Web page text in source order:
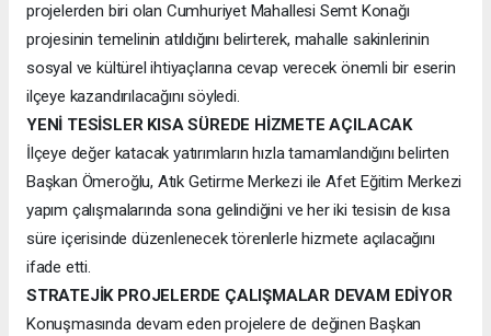
projelerden biri olan Cumhuriyet Mahallesi Semt Konağı
projesinin temelinin atıldığını belirterek, mahalle sakinlerinin
sosyal ve kültürel ihtiyaçlarına cevap verecek önemli bir eserin
ilçeye kazandırılacağını söyledi.
YENİ TESİSLER KISA SÜREDE HİZMETE AÇILACAK
İlçeye değer katacak yatırımların hızla tamamlandığını belirten
Başkan Ömeroğlu, Atık Getirme Merkezi ile Afet Eğitim Merkezi
yapım çalışmalarında sona gelindiğini ve her iki tesisin de kısa
süre içerisinde düzenlenecek törenlerle hizmete açılacağını
ifade etti.
STRATEJİK PROJELERDE ÇALIŞMALAR DEVAM EDİYOR
Konuşmasında devam eden projelere de değinen Başkan